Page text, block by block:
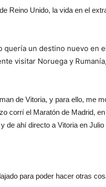
Reino Unido, la vida en el
un destino nuevo en
visitar Noruega y
de Vitoria, y para ello, me
corrí el Maratón de Madrid,
de ahí directo a Vitoria en Julio
para poder hacer otras